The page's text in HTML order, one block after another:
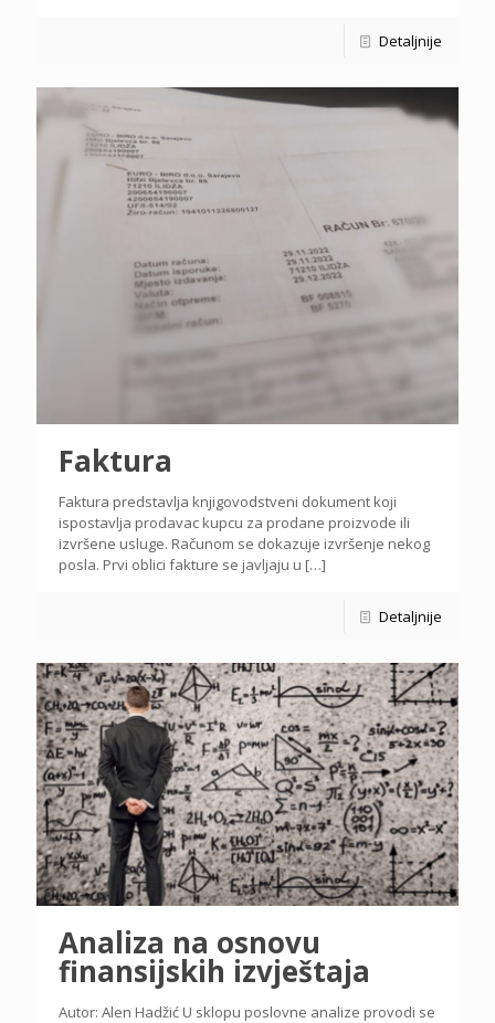
Detaljnije
Faktura
Faktura predstavlja knjigovodstveni dokument koji
ispostavlja prodavac kupcu za prodane proizvode ili
izvršene usluge. Računom se dokazuje izvršenje nekog
posla. Prvi oblici fakture se javljaju u […]
Detaljnije
Analiza na osnovu
finansijskih izvještaja
Autor: Alen Hadžić U sklopu poslovne analize provodi se